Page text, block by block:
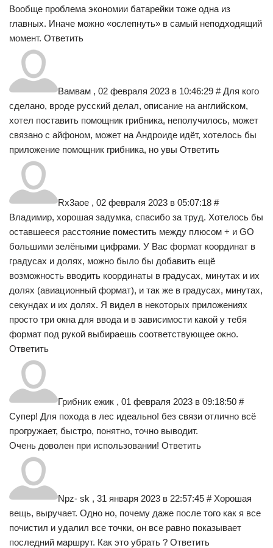
Вообще проблема экономии батарейки тоже одна из
главных. Иначе можно «ослепнуть» в самый неподходящий
момент. Ответить
Вамвам , 02 февраля 2023 в 10:46:29 # Для кого
сделано, вроде русский делал, описание на английском,
хотел поставить помощник грибника, неполучилось, может
связано с айфоном, может на Андроиде идёт, хотелось бы
приложение помощник грибника, но увы Ответить
Rx3aoe , 02 февраля 2023 в 05:07:18 #
Владимир, хорошая задумка, спасибо за труд. Хотелось бы
оставшееся расстояние поместить между плюсом + и GO
большими зелёными цифрами. У Вас формат координат в
градусах и долях, можно было бы добавить ещё
возможность вводить координаты в градусах, минутах и их
долях (авиационный формат), и так же в градусах, минутах,
секундах и их долях. Я видел в некоторых приложениях
просто три окна для ввода и в зависимости какой у тебя
формат под рукой выбираешь соответствующее окно.
Ответить
Грибник ежик , 01 февраля 2023 в 09:18:50 #
Супер! Для похода в лес идеально! без связи отлично всё
прогружает, быстро, понятно, точно выводит.
Очень доволен при использовании! Ответить
Npz- sk , 31 января 2023 в 22:57:45 # Хорошая
вещь, выручает. Одно но, почему даже после того как я все
почистил и удалил все точки, он все равно показывает
последний маршрут. Как это убрать ? Ответить